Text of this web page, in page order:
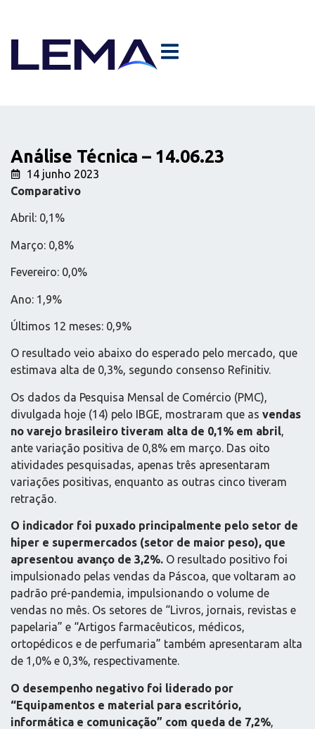
Análise Técnica – 14.06.23
14 junho 2023
Comparativo
Abril: 0,1%
Março: 0,8%
Fevereiro: 0,0%
Ano: 1,9%
Últimos 12 meses: 0,9%
O resultado veio abaixo do esperado pelo mercado, que
estimava alta de 0,3%, segundo consenso Refinitiv.
Os dados da Pesquisa Mensal de Comércio (PMC),
divulgada hoje (14) pelo IBGE, mostraram que as vendas
no varejo brasileiro tiveram alta de 0,1% em abril,
ante variação positiva de 0,8% em março. Das oito
atividades pesquisadas, apenas três apresentaram
variações positivas, enquanto as outras cinco tiveram
retração.
O indicador foi puxado principalmente pelo setor de
hiper e supermercados (setor de maior peso), que
apresentou avanço de 3,2%. O resultado positivo foi
impulsionado pelas vendas da Páscoa, que voltaram ao
padrão pré-pandemia, impulsionando o volume de
vendas no mês. Os setores de “Livros, jornais, revistas e
papelaria” e “Artigos farmacêuticos, médicos,
ortopédicos e de perfumaria” também apresentaram alta
de 1,0% e 0,3%, respectivamente.
O desempenho negativo foi liderado por
“Equipamentos e material para escritório,
informática e comunicação” com queda de 7,2%